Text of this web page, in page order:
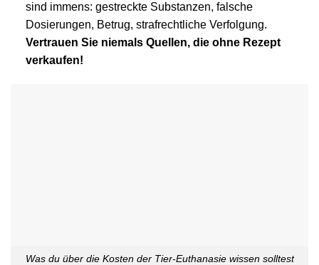
sind immens: gestreckte Substanzen, falsche
Dosierungen, Betrug, strafrechtliche Verfolgung.
Vertrauen Sie niemals Quellen, die ohne Rezept
verkaufen!
Was du über die Kosten der Tier-Euthanasie wissen solltest